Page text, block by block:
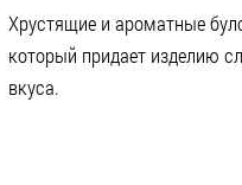
Хрустящие и ароматные
который придает изделию
вкуса.